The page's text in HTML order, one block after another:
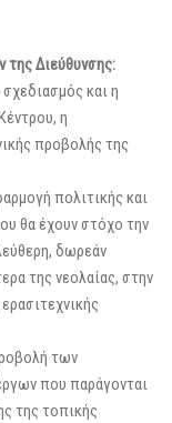
Διεύθυνσης:
και η
η
προβολής της
πολιτικής και
θα έχουν στόχο την
δωρεάν
της νεολαίας, στην
των
που παράγονται
της τοπικής